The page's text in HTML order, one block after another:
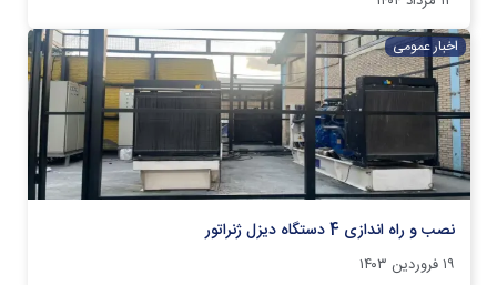
اخبار عمومی
نصب و راه اندازی 4 دستگاه دیزل ژنراتور
۱۹ فروردین ۱۴۰۳